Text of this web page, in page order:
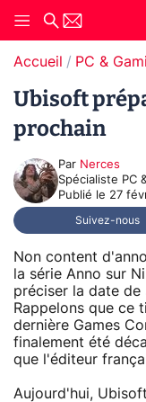
Accueil PC &
Ubisoft
prochain
Par Nerces
Spécialiste PC
Publié le 27
Suivez-nous
Non content
la série Anno sur
préciser la date de
Rappelons que ce
dernière Games
finalement été
que l'éditeur
Aujourd'hui,